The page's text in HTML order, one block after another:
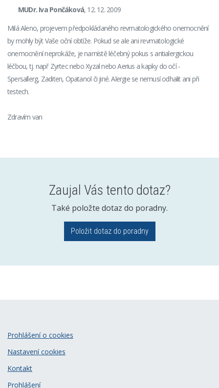
MUDr. Iva Pončáková, 12. 12. 2009
Milá Aleno, projevem předpokládaného revmatologického onemocnění
by mohly být Vaše oční obtíže. Pokud se ale ani revmatologické
onemocnění neprokáže, je namístě léčebný pokus s antialergickou
léčbou, tj. např Zyrtec nebo Xyzal nebo Aerius a kapky do očí -
Spersallerg, Zaditen, Opatanol či jiné. Alergie se nemusí odhalit ani při
testech.
Zdravím van
Zaujal Vás tento dotaz?
Také položte dotaz do poradny.
Položit dotaz do poradny
Prohlášení o cookies
Nastavení cookies
Kontakt
Prohlášení